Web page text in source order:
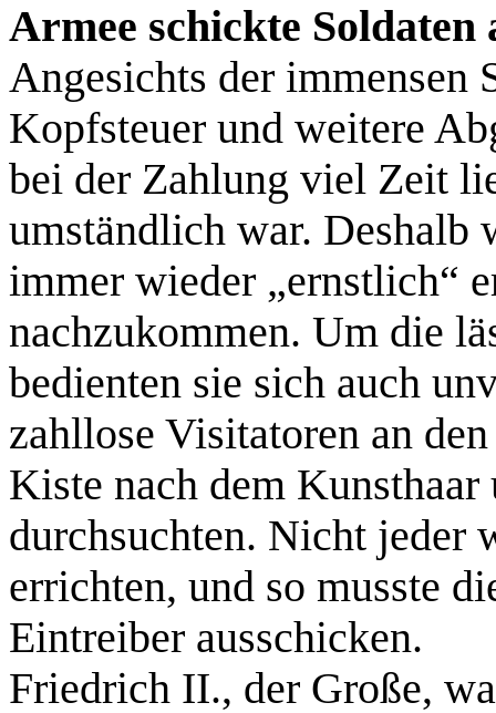
Armee schickte
Angesichts der immensen
Kopfsteuer und weitere
bei der Zahlung viel Zeit
umständlich war. Deshalb
immer wieder „ernstlich“
nachzukommen. Um die
bedienten sie sich auch
zahllose Visitatoren an
Kiste nach dem
durchsuchten. Nicht jeder
errichten, und so musste
Eintreiber ausschicken.
Friedrich II., der Große,